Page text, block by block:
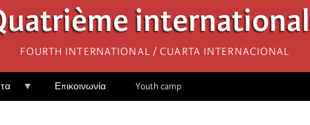
Fourth International / Cuarta Internacional
Επικοινωνία Youth camp